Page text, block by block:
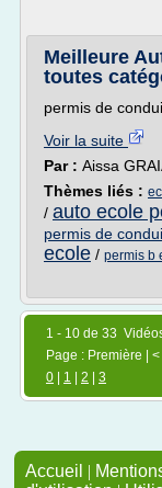
Meilleure
toutes
permis de
Voir la suite
Par : Aissa
Thèmes liés :
/ auto ecole
permis de
ecole / permis b
1 - 10 de 33
Page : Première |
0
1 2 3
Accueil |